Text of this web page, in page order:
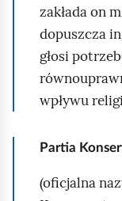
zakłada on
dopuszcza
głosi
wpływu
Partia
(oficjalna